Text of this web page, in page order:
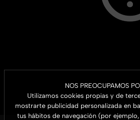
NOS PREOCUPAMOS
Utilizamos cookies propias y de
mostrarte publicidad personalizada en
tus hábitos de navegación (por